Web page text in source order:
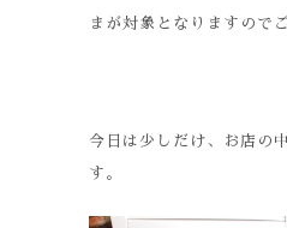
まが対象となりますので
今日は少しだけ、お店の
す。